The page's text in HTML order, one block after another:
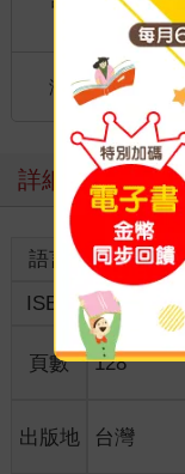
海外
國際快
港澳
詳細資料
語言 中文繁體
ISBN
頁數 128
出版地 台灣